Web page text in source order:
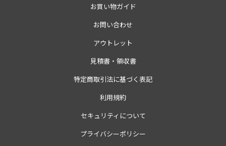
お買い物ガイド
お問い合わせ
アウトレット
見積書・領収書
特定商取引法に基づく表記
利用規約
セキュリティについて
プライバシーポリシー